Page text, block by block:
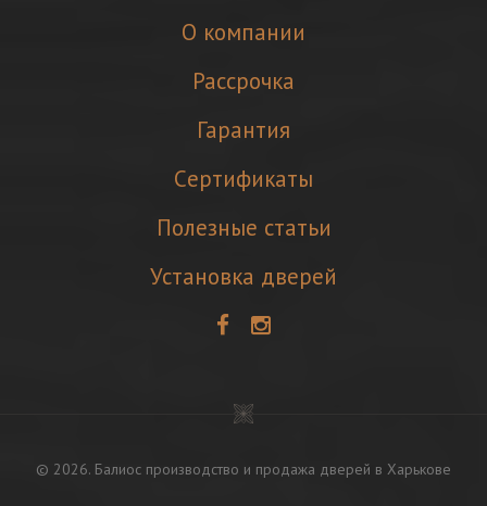
О компании
Рассрочка
Гарантия
Cертификаты
Полезные статьи
Установка дверей
© 2026. Балиос производство и продажа дверей в Харькове